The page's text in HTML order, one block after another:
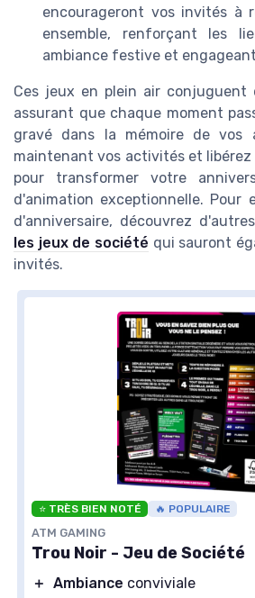
encourageront vos invités à
ensemble, renforçant les
ambiance festive et
Ces jeux en plein air conjuguent
assurant que chaque moment
gravé dans la mémoire de vos
maintenant vos activités et libérez
pour transformer votre
d'animation exceptionnelle. Pour
d'anniversaire, découvrez
les jeux de société qui sauront
invités.
⭐ TRÈS BIEN NOTÉ 🔥 POPULAIRE
ATM GAMING
Trou Noir - Jeu de Société
＋ Ambiance conviviale